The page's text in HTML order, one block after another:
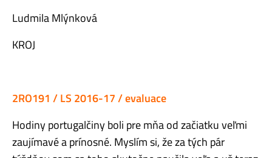
Ludmila Mlýnková
KROJ
2RO191 / LS 2016-17 / evaluace
Hodiny portugalčiny boli pre mňa od začiatku veľmi
zaujímavé a prínosné. Myslím si, že za tých pár